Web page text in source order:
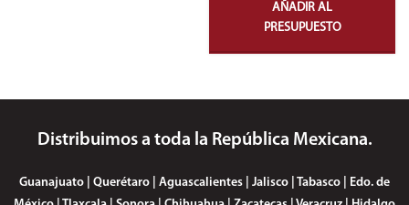
AÑADIR AL
PRESUPUESTO
Distribuimos a toda la República Mexicana.
Guanajuato | Querétaro | Aguascalientes | Jalisco | Tabasco | Edo. de